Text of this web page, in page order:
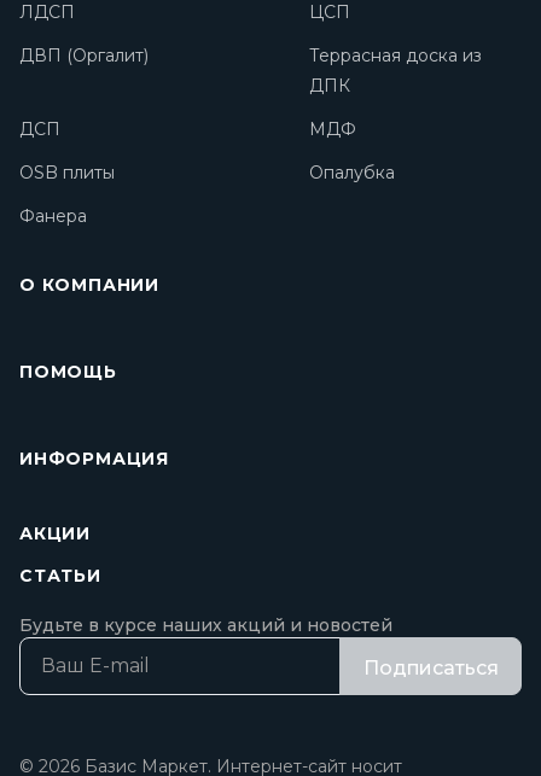
ЛДСП
ЦСП
ДВП (Оргалит)
Террасная доска из
ДПК
ДСП
МДФ
OSB плиты
Опалубка
Фанера
О КОМПАНИИ
ПОМОЩЬ
ИНФОРМАЦИЯ
АКЦИИ
СТАТЬИ
Будьте в курсе наших акций и новостей
Подписаться
© 2026 Базис Маркет. Интернет-сайт носит